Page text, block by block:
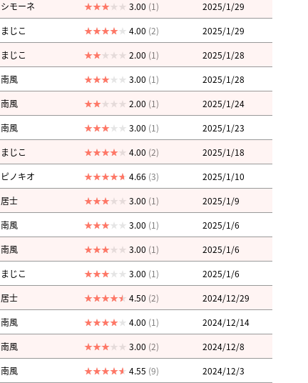
シモーネ 3.00 (1)
2025/1/29
まじこ 4.00 (2)
2025/1/29
まじこ 2.00 (1)
2025/1/28
南風 3.00 (1)
2025/1/28
南風 2.00 (1)
2025/1/24
南風 3.00 (1)
2025/1/23
まじこ 4.00 (2)
2025/1/18
ピノキオ 4.66 (3)
2025/1/10
居士 3.00 (1)
2025/1/9
南風 3.00 (1)
2025/1/6
南風 3.00 (1)
2025/1/6
まじこ 3.00 (1)
2025/1/6
居士 4.50 (2)
2024/12/29
南風 4.00 (1)
2024/12/14
南風 3.00 (2)
2024/12/8
南風 4.55 (9)
2024/12/3